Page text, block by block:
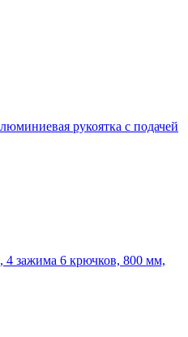
рукоятка c подачей
4 зажима 6 крючков, 800 мм,